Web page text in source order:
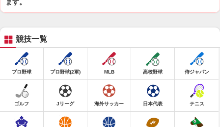
ます。
競技一覧
プロ野球 プロ野球(2軍) MLB 高校野球 侍ジャパン
ゴルフ Jリーグ 海外サッカー 日本代表 テニス